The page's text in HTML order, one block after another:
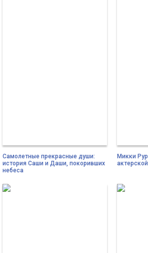
Самолетные прекрасные души:
история Саши и Даши, покоривших
небеса
Микки